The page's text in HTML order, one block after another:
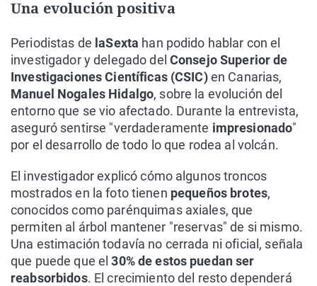
Una evolución positiva
Periodistas de laSexta han podido hablar con el
investigador y delegado del Consejo Superior de
Investigaciones Científicas (CSIC)en Canarias,
Manuel Nogales Hidalgo, sobre la evolución del
entorno que se vio afectado. Durante la entrevista,
aseguró sentirse "verdaderamente impresionado"
por el desarrollo de todo lo que rodea al volcán.
El investigador explicó cómo algunos troncos
mostrados en la foto tienen pequeños brotes,
conocidos como parénquimas axiales, que
permiten al árbol mantener "reservas" de si mismo.
Una estimación todavía no cerrada ni oficial, señala
que puede que el30% de estos puedan ser
reabsorbidos. El crecimiento del resto dependerá